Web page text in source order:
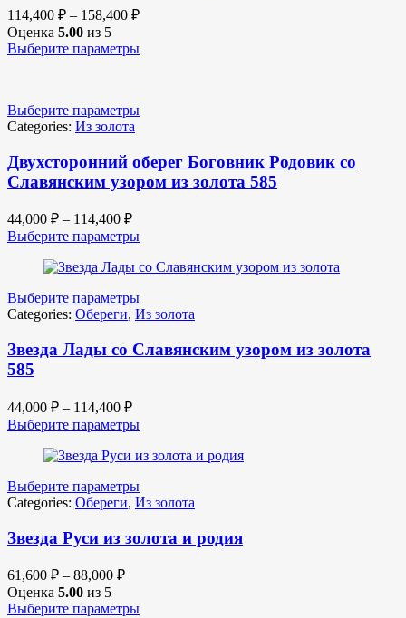
114,400 ₽ – 158,400 ₽
Оценка 5.00 из 5
Выберите параметры
Выберите параметры
Categories: Из золота
Двухсторонний оберег Боговник Родовик со
Славянским узором из золота 585
44,000 ₽ – 114,400 ₽
Выберите параметры
Выберите параметры
Categories: Обереги, Из золота
Звезда Лады со Славянским узором из золота
585
44,000 ₽ – 114,400 ₽
Выберите параметры
Выберите параметры
Categories: Обереги, Из золота
Звезда Руси из золота и родия
61,600 ₽ – 88,000 ₽
Оценка 5.00 из 5
Выберите параметры